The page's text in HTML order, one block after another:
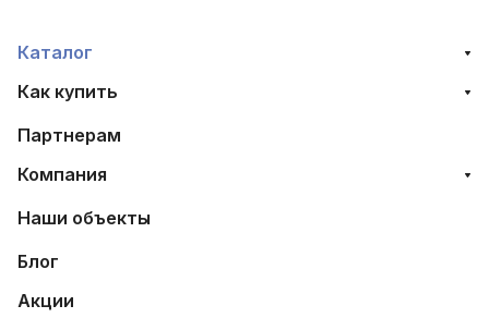
Каталог
Как купить
Партнерам
Компания
Наши объекты
Блог
Акции